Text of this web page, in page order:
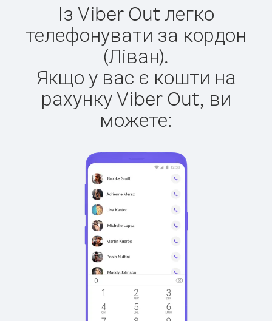
Із Viber Out легко
телефонувати за кордон
(Ліван).
Якщо у вас є кошти на
рахунку Viber Out, ви
можете: